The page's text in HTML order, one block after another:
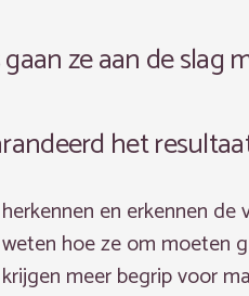
ze aan de
het
en erkennen
hoe ze om moeten
meer begrip voor